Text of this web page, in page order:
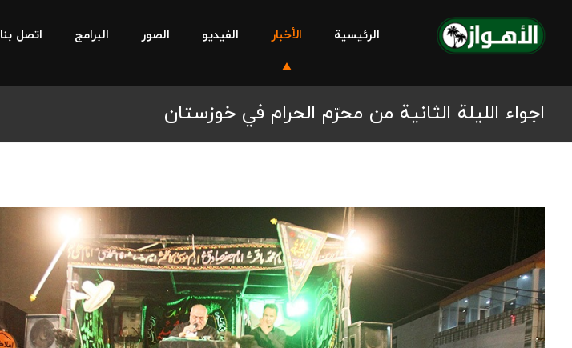
الرئيسية الأخبار الفيديو الصور البرامج اتصل بنا
اجواء الليلة الثانية من محرّم الحرام في خوزستان